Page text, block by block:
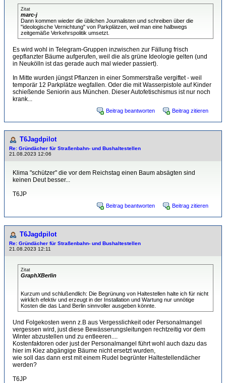
Zitat
marc-j
Dann kommen wieder die üblichen Journalisten und schreiben über die
"ideologische Vernichtung" von Parkplätzen, weil man eine halbwegs
zeitgemäße Verkehrspolitik umsetzt.
Es wird wohl in Telegram-Gruppen inzwischen zur Fällung frisch
gepflanzter Bäume aufgerufen, weil die als grüne Ideologie gelten (und
in Neukölln ist das gerade auch mal wieder passiert).
In Mitte wurden jüngst Pflanzen in einer Sommerstraße vergiftet - weil
temporär 12 Parkplätze wegfallen. Oder die mit Wasserpistole auf Kinder
schießende Seniorin aus München. Dieser Autofetischismus ist nur noch
krank...
Beitrag beantworten Beitrag zitieren
T6Jagdpilot
Re: Gründächer für Straßenbahn- und Bushaltestellen
21.08.2023 12:06
Klima "schützer" die vor dem Reichstag einen Baum absägten sind
keinen Deut besser...
T6JP
Beitrag beantworten Beitrag zitieren
T6Jagdpilot
Re: Gründächer für Straßenbahn- und Bushaltestellen
21.08.2023 12:11
Zitat
GraphXBerlin
Kurzum und schlußendlich: Die Begrünung von Haltestellen halte ich für nicht
wirklich efektiv und erzeugt in der Installation und Wartung nur unnötige
Kosten die das Land Berlin sinnvoller ausgeben könnte.
Und Folgekosten wenn z.B aus Vergesslichkeit oder Personalmangel
vergessen wird, just diese Bewässerungsleitungen rechtzeitig vor dem
Winter abzustellen und zu entleeren....
Kostenfaktoren oder just der Personalmangel führt wohl auch dazu das
hier im Kiez abgängige Bäume nicht ersetzt wurden,
wie soll das dann erst mit einem Rudel begrünter Haltestellendächer
werden?
T6JP